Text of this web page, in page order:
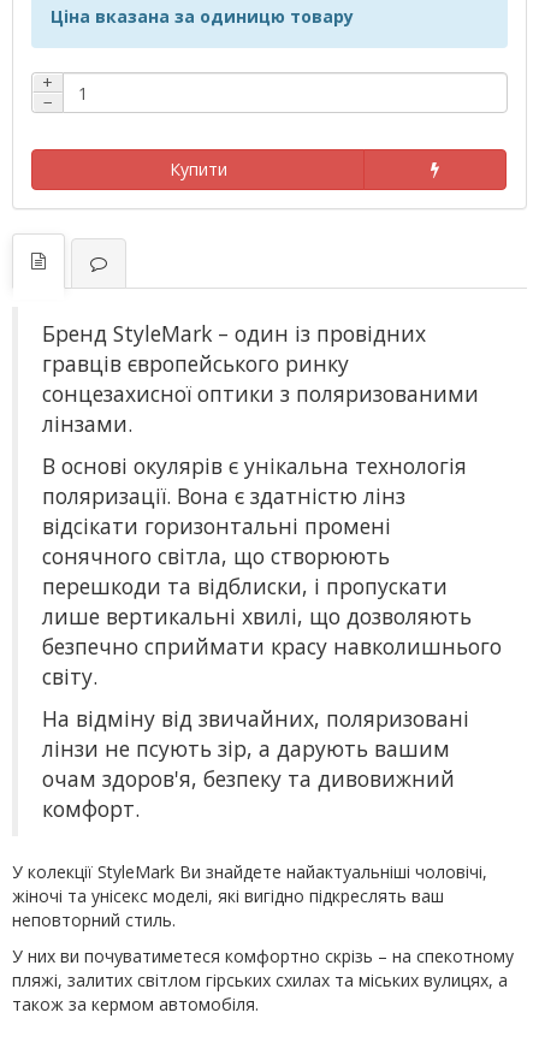
Ціна вказана за одиницю товару
+
−
Купити
Бренд StyleMark – один із провідних
гравців європейського ринку
сонцезахисної оптики з поляризованими
лінзами.
В основі окулярів є унікальна технологія
поляризації. Вона є здатністю лінз
відсікати горизонтальні промені
сонячного світла, що створюють
перешкоди та відблиски, і пропускати
лише вертикальні хвилі, що дозволяють
безпечно сприймати красу навколишнього
світу.
На відміну від звичайних, поляризовані
лінзи не псують зір, а дарують вашим
очам здоров'я, безпеку та дивовижний
комфорт.
У колекції StyleMark Ви знайдете найактуальніші чоловічі,
жіночі та унісекс моделі, які вигідно підкреслять ваш
неповторний стиль.
У них ви почуватиметеся комфортно скрізь – на спекотному
пляжі, залитих світлом гірських схилах та міських вулицях, а
також за кермом автомобіля.